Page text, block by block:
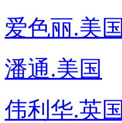
爱色丽.美国
潘通.美国
伟利华.英国